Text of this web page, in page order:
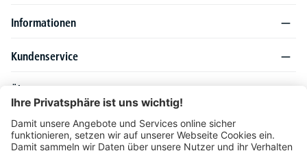
Informationen
Kundenservice
Über DELTA-V
Produktsortiment